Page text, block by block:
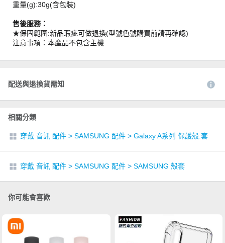
重量(g):30g(含包裝)
售後服務：
★保固範圍:新品瑕疵可做退換(型號色號購買前請再確認)
注意事項：本產品不包含主機
配送與退換貨需知
相關分類
穿戴 音訊 配件 > SAMSUNG 配件 > Galaxy A系列 保護殼.套
穿戴 音訊 配件 > SAMSUNG 配件 > SAMSUNG 殼套
你可能會喜歡